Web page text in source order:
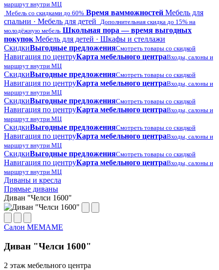
маршрут внутри МЦ
Мебель со скидками до 60% Время вамможностей Мебель для
спальни · Мебель для детей Дополнительная скидка до 15% на
молодёжную мебель Школьная пора — время выгодных
покупок Мебель для детей · Шкафы и стеллажи
СкидкиВыгодные предложенияСмотреть товары со скидкой
Навигация по центруКарта мебельного центраВходы, салоны и
маршрут внутри МЦ
СкидкиВыгодные предложенияСмотреть товары со скидкой
Навигация по центруКарта мебельного центраВходы, салоны и
маршрут внутри МЦ
СкидкиВыгодные предложенияСмотреть товары со скидкой
Навигация по центруКарта мебельного центраВходы, салоны и
маршрут внутри МЦ
СкидкиВыгодные предложенияСмотреть товары со скидкой
Навигация по центруКарта мебельного центраВходы, салоны и
маршрут внутри МЦ
СкидкиВыгодные предложенияСмотреть товары со скидкой
Навигация по центруКарта мебельного центраВходы, салоны и
маршрут внутри МЦ
Диваны и кресла
Прямые диваны
Диван "Челси 1600"
Салон МЕМАМЕ
Диван "Челси 1600"
2 этаж мебельного центра